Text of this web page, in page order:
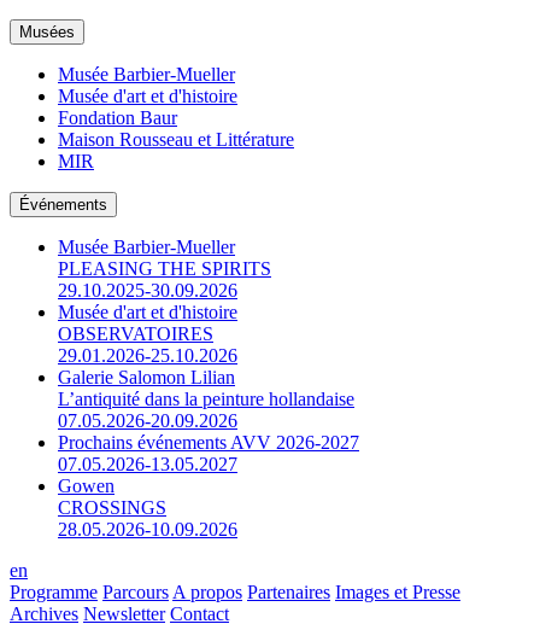
Musées
Musée Barbier-Mueller
Musée d'art et d'histoire
Fondation Baur
Maison Rousseau et Littérature
MIR
Événements
Musée Barbier-Mueller
PLEASING THE SPIRITS
29.10.2025-30.09.2026
Musée d'art et d'histoire
OBSERVATOIRES
29.01.2026-25.10.2026
Galerie Salomon Lilian
L’antiquité dans la peinture hollandaise
07.05.2026-20.09.2026
Prochains événements AVV 2026-2027
07.05.2026-13.05.2027
Gowen
CROSSINGS
28.05.2026-10.09.2026
en
Programme Parcours A propos Partenaires Images et Presse
Archives Newsletter Contact